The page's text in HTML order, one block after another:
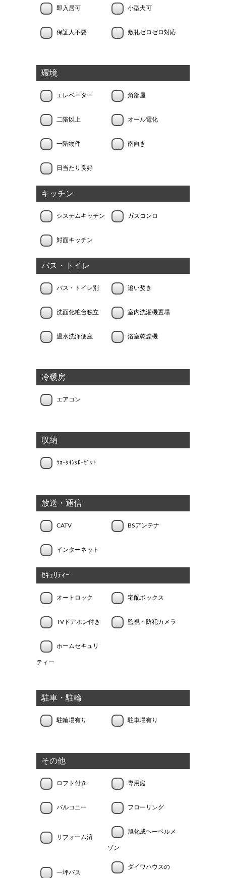
即入居可 小型犬可
保証人不要 敷礼ゼロゼロ対応
環境
エレベーター 角部屋
二階以上 オール電化
一階物件 南向き
日当たり良好
キッチン
システムキッチン ガスコンロ
対面キッチン
バス・トイレ
バス・トイレ別 追い焚き
洗面化粧台独立 室内洗濯機置場
温水洗浄便座 浴室乾燥機
冷暖房
エアコン
収納
ｳｫｰｸｲﾝｸﾛｰｾﾞｯﾄ
放送・通信
CATV BSアンテナ
インターネット
ｾｷｭﾘﾃｨｰ
オートロック 宅配ボックス
TVドアホン付き 監視・防犯カメラ
ホームセキュリ
ティー
駐車・駐輪
駐輪場有り 駐車場有り
その他
ロフト付き 専用庭
バルコニー フローリング
リフォーム済
旭化成ヘーベルメ
ゾン
一坪バス
ダイワハウスの